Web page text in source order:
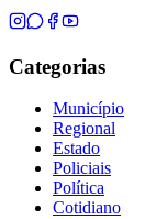
Categorias
Município
Regional
Estado
Policiais
Política
Cotidiano